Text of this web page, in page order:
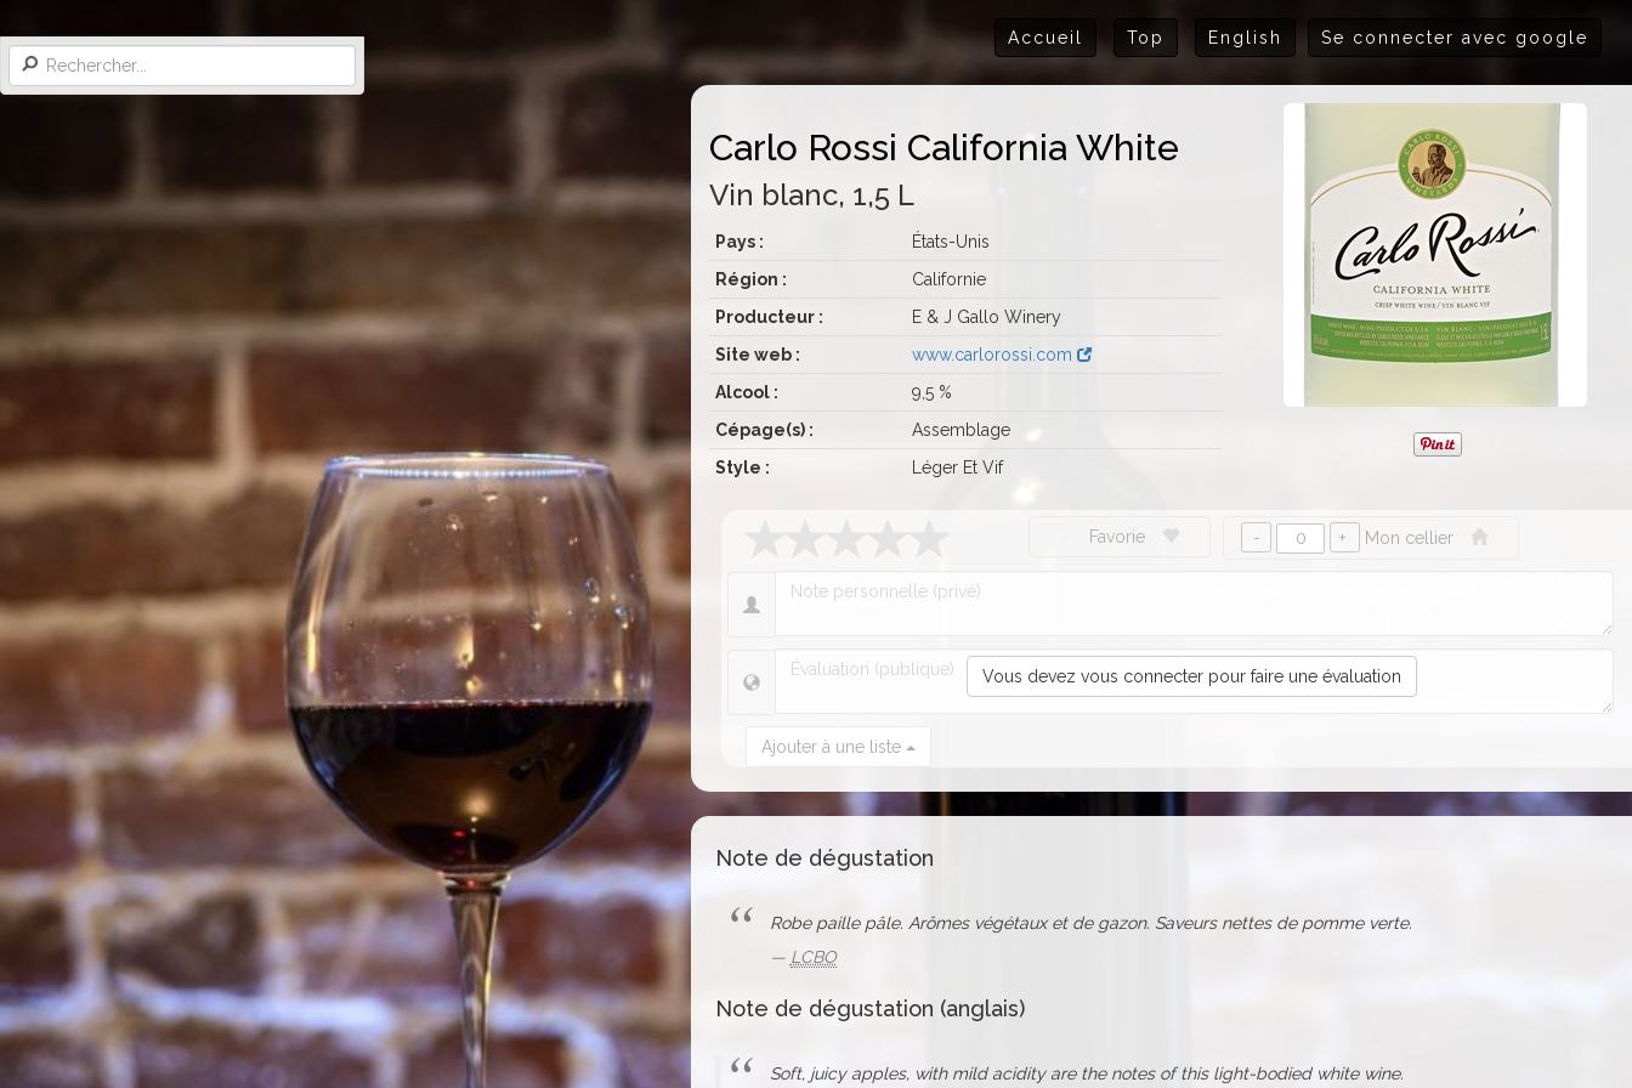
Accueil Top English Se connecter avec google
Carlo Rossi California White
Vin blanc, 1,5 L
Pays :
États-Unis
Région :
Californie
Producteur :
E & J Gallo Winery
Site web :
www.carlorossi.com
Alcool :
9,5 %
Cépage(s) :
Assemblage
Style :
Léger Et Vif
Vous devez vous connecter pour faire une évaluation
Favorie Mon cellier
Ajouter à une liste
Note de dégustation
Robe paille pâle. Arômes végétaux et de gazon. Saveurs nettes de pomme verte.
LCBO
Note de dégustation (anglais)
Soft, juicy apples, with mild acidity are the notes of this light-bodied white wine.